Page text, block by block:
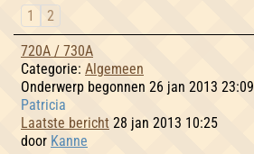
1
2
720A / 730A
Categorie: Algemeen
Onderwerp begonnen 26 jan 2013
Patricia
Laatste bericht 28 jan 2013 10:25
door Kanne